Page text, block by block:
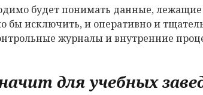
будет понимать данные, лежащие
бы исключить, и оперативно и
журналы и внутренние
для учебных